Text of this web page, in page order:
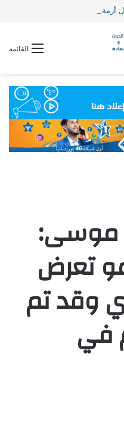
القائمة
موسى:
تعرض
وقد تم
في